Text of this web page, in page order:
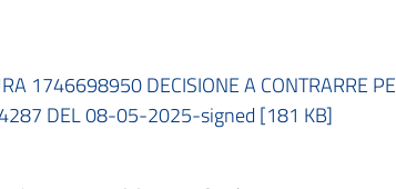
1746698950 DECISIONE A CONTRARRE
4287 DEL 08-05-2025-signed [181 KB]